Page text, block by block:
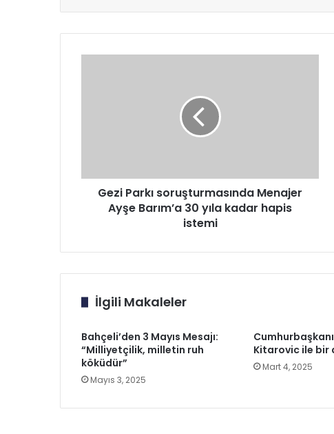
kadar
hapisGezi Parkı soruşturmasında Menajer
Ayşe Barım’a 30 yıla kadar hapis
istemi
İlgili Makaleler
Bahçeli’den 3 Mayıs Mesajı:
“Milliyetçilik, milletin ruh
köküdür”
Mayıs 3, 2025
Kitarovic ile bir
Mart 4, 2025